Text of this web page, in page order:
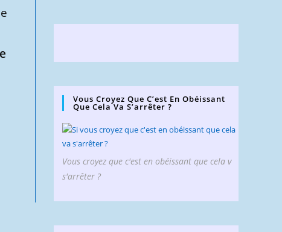
Vous Croyez Que C’est En Obéissant
Que Cela Va S’arrêter ?
Vous croyez que c'est en obéissant que cela v
s'arrêter ?